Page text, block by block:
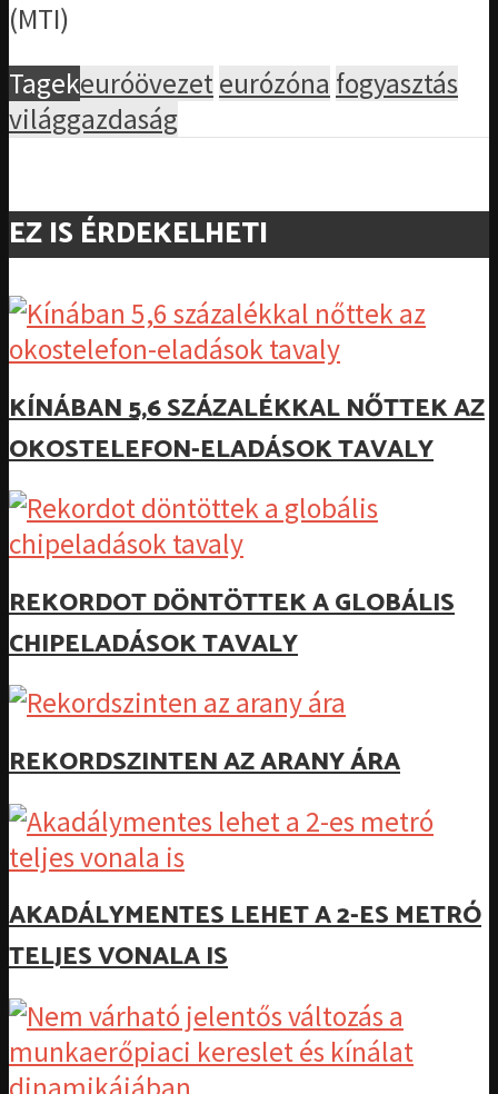
(MTI)
Tagekeuróövezeteurózóna fogyasztás
világgazdaság
EZ IS ÉRDEKELHETI
KÍNÁBAN 5,6 SZÁZALÉKKAL NŐTTEK AZ
OKOSTELEFON-ELADÁSOK TAVALY
REKORDOT DÖNTÖTTEK A GLOBÁLIS
CHIPELADÁSOK TAVALY
REKORDSZINTEN AZ ARANY ÁRA
AKADÁLYMENTES LEHET A 2-ES METRÓ
TELJES VONALA IS